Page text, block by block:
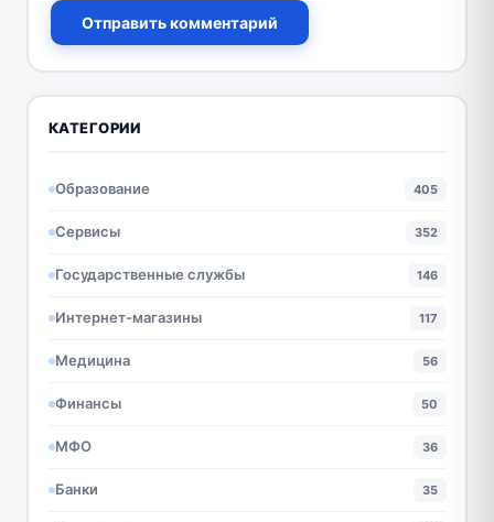
Отправить комментарий
КАТЕГОРИИ
Образование 405
Сервисы 352
Государственные службы 146
Интернет-магазины 117
Медицина 56
Финансы 50
МФО 36
Банки 35